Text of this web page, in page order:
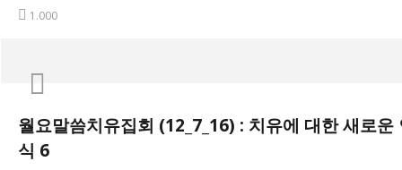
1.000
월요말씀치유집회 – 치유에 대한 새로운 인식 6
2012
년
2009~2015년 MP3 월요말씀치유집회 말씀 판매
월요말씀치유집회 (12_7_16) : 치유에 대한 새로운
식 6